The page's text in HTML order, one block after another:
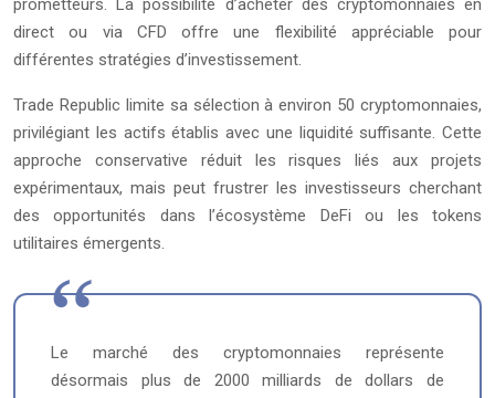
prometteurs. La possibilité d’acheter des cryptomonnaies en
direct ou via CFD offre une flexibilité appréciable pour
différentes stratégies d’investissement.
Trade Republic limite sa sélection à environ 50 cryptomonnaies,
privilégiant les actifs établis avec une liquidité suffisante. Cette
approche conservative réduit les risques liés aux projets
expérimentaux, mais peut frustrer les investisseurs cherchant
des opportunités dans l’écosystème DeFi ou les tokens
utilitaires émergents.
Le marché des cryptomonnaies représente
désormais plus de 2000 milliards de dollars de